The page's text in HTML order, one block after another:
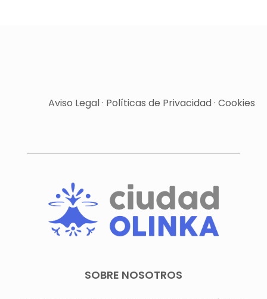
Aviso Legal· Políticas de Privacidad· Cookies
SOBRE NOSOTROS